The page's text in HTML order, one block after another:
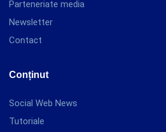
Parteneriate media
Newsletter
Contact
Conținut
Social Web News
Tutoriale